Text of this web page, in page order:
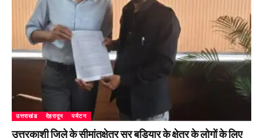
उत्तराखंड देहरादून पर्यटन
उत्तरकाशी जिले के सीमांतक्षेत्र सर बडियार के क्षेत्र के लोगों के लिए